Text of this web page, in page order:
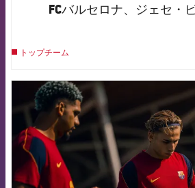
FCバルセロナ、ジェセ・
トップチーム
FCB